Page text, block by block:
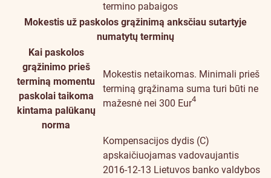
termino pabaigos
Mokestis už paskolos grąžinimą anksčiau sutartyje
numatytų terminų
Kai paskolos
grąžinimo prieš
terminą momentu
paskolai taikoma
kintama palūkanų
norma
Mokestis netaikomas. Minimali prieš
terminą grąžinama suma turi būti ne
mažesnė nei 300 Eur4
Kompensacijos dydis (C)
apskaičiuojamas vadovaujantis
2016-12-13 Lietuvos banko valdybos